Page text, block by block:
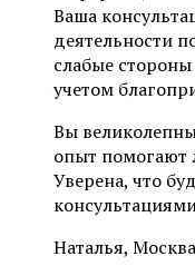
Ваша
деятельности
слабые
учетом
Вы
опыт
Уверена, что
Наталья, Москва